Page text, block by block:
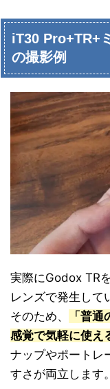
iT30 Pro+TR+
の撮影例
実際にGodox TR
レンズで発生して
そのため、
「普
感覚で気軽に使え
ナップやポートレ
すさが両立します。